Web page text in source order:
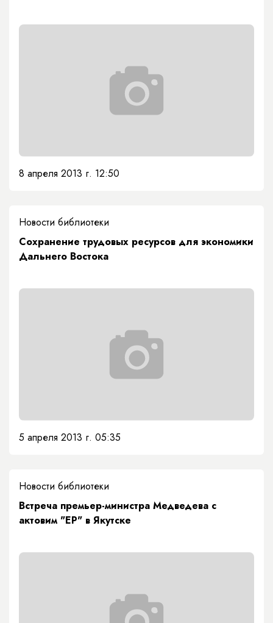
8 апреля 2013 г. 12:50
Новости библиотеки
Сохранение трудовых ресурсов для экономики
Дальнего Востока
5 апреля 2013 г. 05:35
Новости библиотеки
Встреча премьер-министра Медведева с
актовим "ЕР" в Якутске